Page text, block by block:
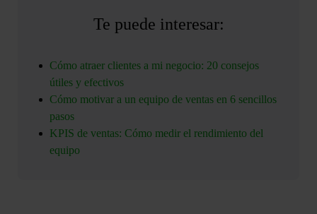
Te puede interesar:
Cómo atraer clientes a mi negocio: 20 consejos
útiles y efectivos
Cómo motivar a un equipo de ventas en 6 sencillos
pasos
KPIS de ventas: Cómo medir el rendimiento del
equipo